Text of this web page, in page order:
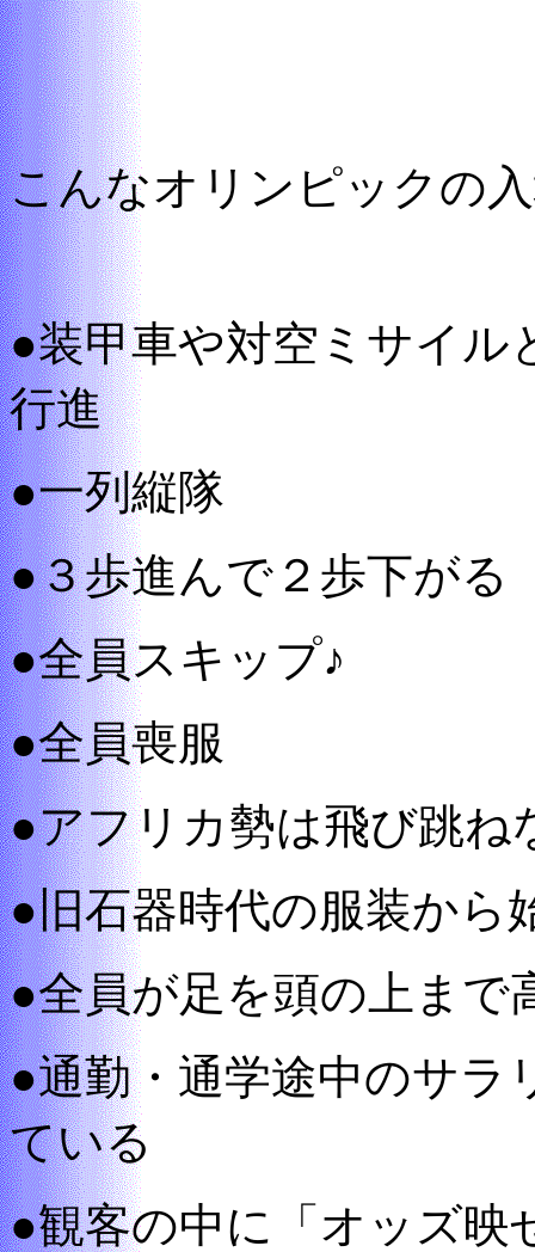
こんなオリンピックの
●装甲車や対空ミサイル
行進
●一列縦隊
●３歩進んで２歩下がる
●全員スキップ♪
●全員喪服
●アフリカ勢は飛び跳ね
●旧石器時代の服装から
●全員が足を頭の上まで
●通勤・通学途中のサラ
ている
●観客の中に「オッズ映